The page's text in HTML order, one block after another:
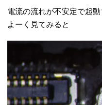
電流の流れが不安定で起動
よーく見てみると